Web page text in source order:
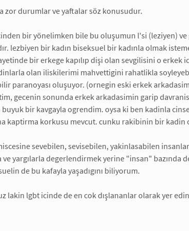
zor durumlar ve yaftalar söz konusudur.
bir yönelimken bile bu oluşumun l'si (leziyen)
lezbiyen bir kadın biseksuel bir kadınla olmak
bir erkege kapılıp dişi olan sevgilisini o erkek
olan iliskilerimi mahvettigini rahatlikla
paranoyası oluşuyor. (ornegin eski erkek
gecenin sonunda erkek arkadasimin garip
bir kavgayla ogrendim. oysa ki ben kadinla
kaptirma korkusu mevcut. cunku rakibinin bir
sevebilen, sevisebilen, yakinlasabilen
yargılarla degerlendirmek yerine "insan" bazında
de bu kafayla yaşadıgını biliyorum.
lakin lgbt icinde de en cok dışlananlar olarak yer